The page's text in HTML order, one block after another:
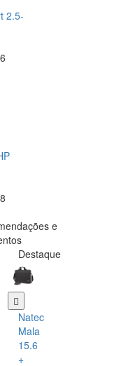
2.5-
e
Destaque
Natec
Mala
15.6
+